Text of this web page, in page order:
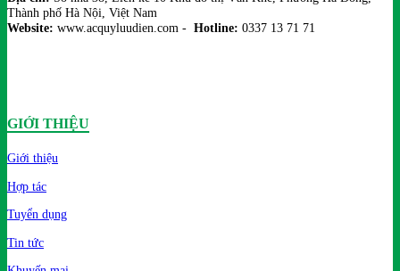
Thành phố Hà Nội, Việt Nam
Website: www.acquyluudien.com - Hotline: 0337 13 71 71
GIỚI THIỆU
Giới thiệu
Hợp tác
Tuyển dụng
Tin tức